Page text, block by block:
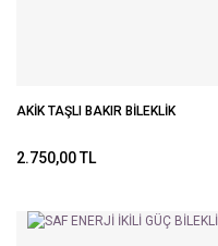
AKİK TAŞLI BAKIR BİLEKLİK
2.750,00 TL